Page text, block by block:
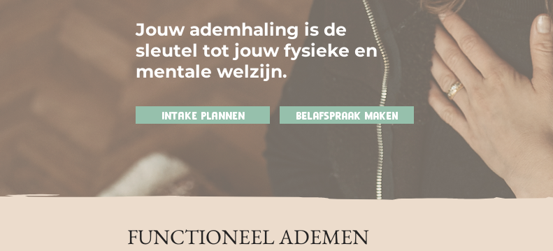
Jouw ademhaling is de
sleutel tot jouw fysieke en
mentale welzijn.
INTAKE PLANNEN Belafspraak maken
FUNCTIONEEL ADEMEN